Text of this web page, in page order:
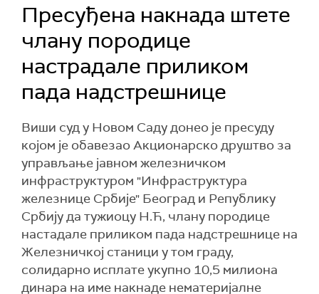
Пресуђена накнада штете
члану породице
настрадале приликом
пада надстрешнице
Виши суд у Новом Саду донео је пресуду
којом је обавезао Акционарско друштво за
управљање јавном железничком
инфраструктуром "Инфраструктура
железнице Србије" Београд и Републику
Србију да тужиоцу Н.Ћ, члану породице
настадале приликом пада надстрешнице на
Железничкој станици у том граду,
солидарно исплате укупно 10,5 милиона
динара на име накнаде нематеријалне